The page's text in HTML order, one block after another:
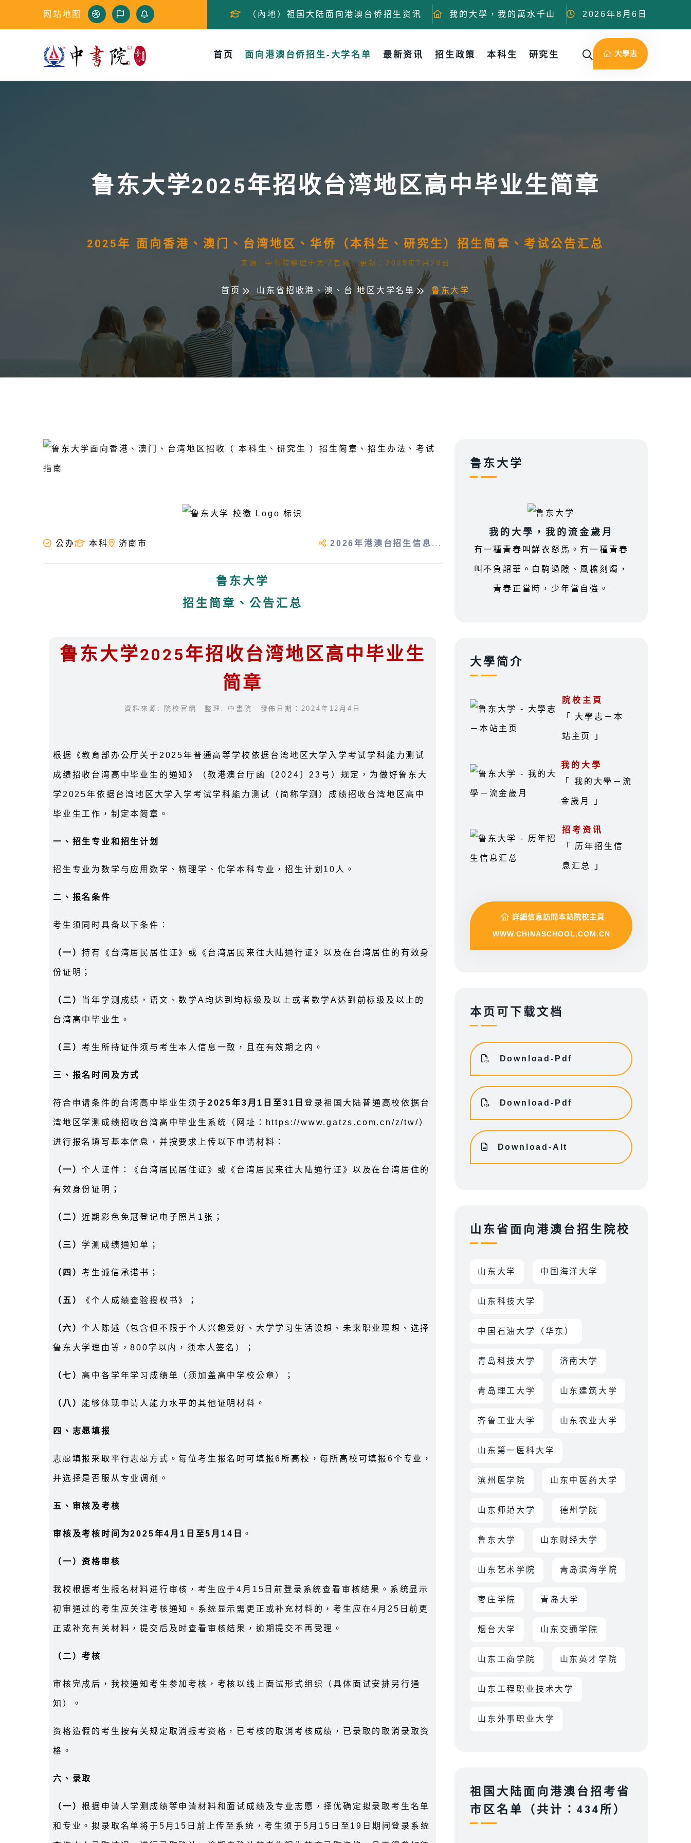
网站地图 （內地）祖国大陆面向港澳台侨招生资讯 我的大學，我的萬水千山 2026年8月6日
首页 面向港澳台侨招生-大学名单 最新资讯 招生政策 本科生 研究生 大學志
鲁东大学2025年招收台湾地区高中毕业生简章
2025年 面向香港、澳门、台湾地区、华侨（本科生、研究生）招生简章、考试公告汇总
来源: 中书院整理于大学官网 更新：2025年7月28日
首页 山东省招收港、澳、台 地区大学名单 鲁东大学
公办 本科 济南市 2026年港澳台招生信息 ...
鲁东大学
招生简章、公告汇总
鲁东大学2025年招收台湾地区高中毕业生
简章
資料來源: 院校官網 整理: 中書院 發佈日期：2024年12月4日
根据《教育部办公厅关于2025年普通高等学校依据台湾地区大学入学考试学科能力测试
成绩招收台湾高中毕业生的通知》（教港澳台厅函〔2024〕23号）规定，为做好鲁东大
学2025年依据台湾地区大学入学考试学科能力测试（简称学测）成绩招收台湾地区高中
毕业生工作，制定本简章。
一、招生专业和招生计划
招生专业为数学与应用数学、物理学、化学本科专业，招生计划10人。
二、报名条件
考生须同时具备以下条件：
（一）持有《台湾居民居住证》或《台湾居民来往大陆通行证》以及在台湾居住的有效身
份证明；
（二） 当年学测成绩，语文、数学A均达到均标级及以上或者数学A达到前标级及以上的
台湾高中毕业生。
（三）考生所持证件须与考生本人信息一致，且在有效期之内。
三、报名时间及方式
符合申请条件的台湾高中毕业生须于2025年3月1日至31日登录祖国大陆普通高校依据台
湾地区学测成绩招收台湾高中毕业生系统（网址：https://www.gatzs.com.cn/z/tw/）
进行报名填写基本信息，并按要求上传以下申请材料：
（一）个人证件：《台湾居民居住证》或《台湾居民来往大陆通行证》以及在台湾居住的
有效身份证明；
（二）近期彩色免冠登记电子照片1张；
（三） 学测成绩通知单；
（四）考生诚信承诺书；
（五） 《个人成绩查验授权书》；
（六）个人陈述（包含但不限于个人兴趣爱好、大学学习生活设想、未来职业理想、选择
鲁东大学理由等，800字以内，须本人签名）；
（七） 高中各学年学习成绩单（须加盖高中学校公章）；
（八） 能够体现申请人能力水平的其他证明材料。
四、志愿填报
志愿填报采取平行志愿方式。每位考生报名时可填报6所高校，每所高校可填报6个专业，
并选择是否服从专业调剂。
五、审核及考核
审核及考核时间为2025年4月1日至5月14日 。
（一）资格审核
我校根据考生报名材料进行审核，考生应于4月15日前登录系统查看审核结果。系统显示
初审通过的考生应关注考核通知。系统显示需更正或补充材料的，考生应在4月25日前更
正或补充有关材料，提交后及时查看审核结果，逾期提交不再受理。
（二）考核
审核完成后，我校通知考生参加考核，考核以线上面试形式组织（具体面试安排另行通
知）。
资格造假的考生按有关规定取消报考资格，已考核的取消考核成绩，已录取的取消录取资
格。
六、录取
（一）根据申请人学测成绩等申请材料和面试成绩及专业志愿，择优确定拟录取考生名单
和专业。拟录取名单将于5月15日前上传至系统，考生须于5月15日至19日期间登录系统
鲁东大学
我的大學，我的流金歲月
有一種青春叫鮮衣怒馬。有一種青春
叫不負韶華。白駒過隙、風檐刻燭，
青春正當時，少年當自強。
大學简介
院校主頁
「 大學志－本
站主页 」
我的大學
「 我的大學－流
金歲月 」
招考资讯
「 历年招生信
息汇总 」
詳細信息訪問本站院校主頁
WWW.CHINASCHOOL.COM.CN
本页可下载文档
Download-Pdf
Download-Pdf
Download-Alt
山东省面向港澳台招生院校
山东大学 中国海洋大学
山东科技大学
中国石油大学（华东）
青岛科技大学 济南大学
青岛理工大学 山东建筑大学
齐鲁工业大学 山东农业大学
山东第一医科大学
滨州医学院 山东中医药大学
山东师范大学 德州学院
鲁东大学 山东财经大学
山东艺术学院 青岛滨海学院
枣庄学院 青岛大学
烟台大学 山东交通学院
山东工商学院 山东英才学院
山东工程职业技术大学
山东外事职业大学
祖国大陆面向港澳台招考省
市区名单（共计：434所）